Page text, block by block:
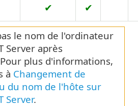
✔ ✔
le nom de l'ordinateur
Server après
plus d'informations,
à Changement de
du nom de l'hôte sur
Server.